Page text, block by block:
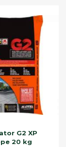
G2 XP
20 kg